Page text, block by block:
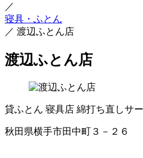
／
寝具・ふとん
／ 渡辺ふとん店
渡辺ふとん店
貸ふとん 寝具店 綿打ち直しサ
秋田県横手市田中町３－２６